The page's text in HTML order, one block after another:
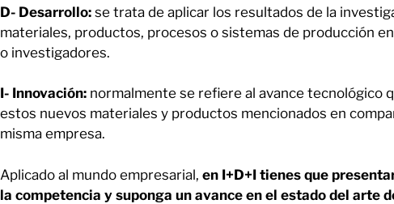
D- Desarrollo: se trata de aplicar los resultados de la
materiales, productos, procesos o sistemas de producción
o investigadores.
I- Innovación: normalmente se refiere al avance tecnológico
estos nuevos materiales y productos mencionados en
misma empresa.
Aplicado al mundo empresarial, en I+D+I tienes que
la competencia y suponga un avance en el estado del arte